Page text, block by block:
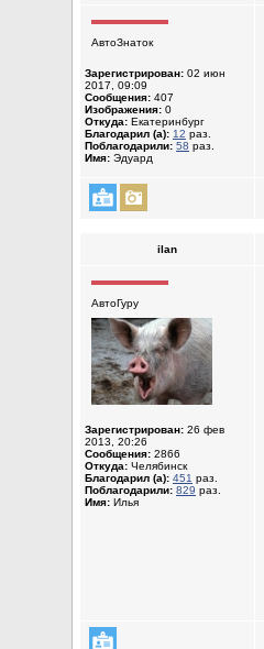
АвтоЗнаток
Зарегистрирован: 02 июн
2017, 09:09
Сообщения: 407
Изображения: 0
Откуда: Екатеринбург
Благодарил (а): 12 раз.
Поблагодарили: 58 раз.
Имя: Эдуард
ilan
АвтоГуру
Зарегистрирован: 26 фев
2013, 20:26
Сообщения: 2866
Откуда: Челябинск
Благодарил (а): 451 раз.
Поблагодарили: 829 раз.
Имя: Илья